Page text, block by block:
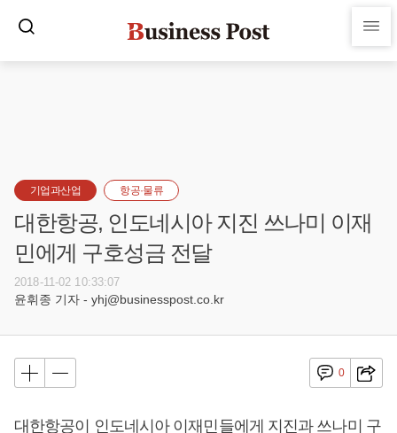
기업과산업 항공·물류
대한항공, 인도네시아 지진 쓰나미 이재
민에게 구호성금 전달
2018-11-02 10:33:07
윤휘종 기자 - yhj@businesspost.co.kr
0
대한항공이 인도네시아 이재민들에게 지진과 쓰나미 구